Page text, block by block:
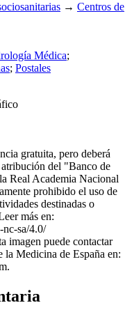
→ Centros de
Médica;
; Postales
gratuita, pero deberá
del "Banco de
Real Academia Nacional
prohibido el uso de
destinadas o
más en:
nc-sa/4.0/
imagen puede contactar
la Medicina de España en: